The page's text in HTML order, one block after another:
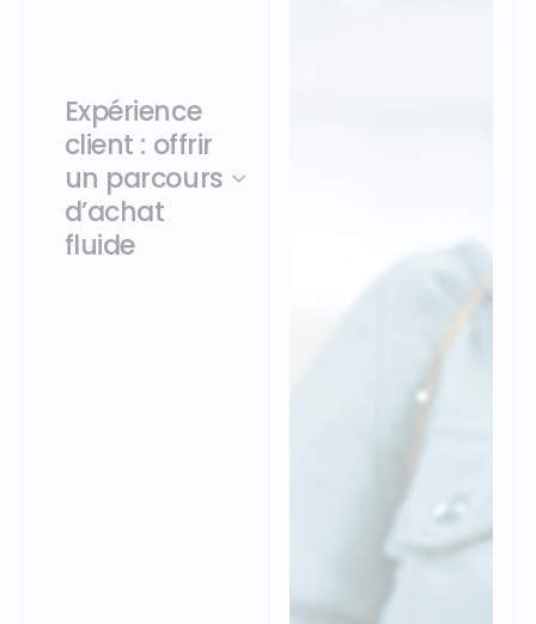
Expérience
client : offrir
un parcours
d’achat
fluide